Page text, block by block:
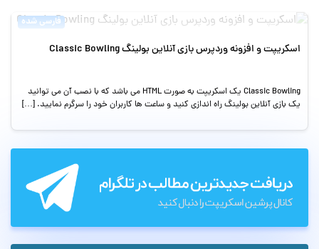
فارسی شده
اسکریپت و افزونه وردپرس بازی آنلاین بولینگ Classic Bowling
Classic Bowling یک اسکریپت به صورت HTML می باشد که با نصب آن می توانید
یک بازی آنلاین بولینگ راه اندازی کنید و ساعت ها کاربران خود را سرگرم نمایید. […]